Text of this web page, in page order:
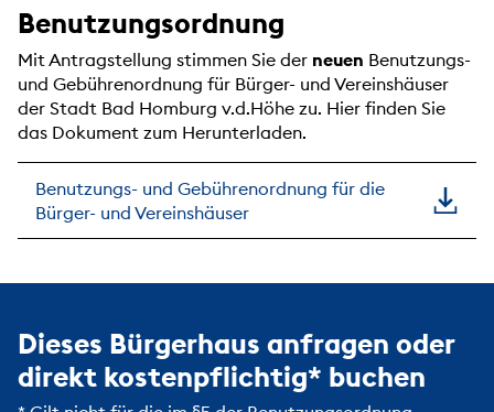
Benutzungsordnung
Mit Antragstellung stimmen Sie der neuen Benutzungs-
und Gebührenordnung für Bürger- und Vereinshäuser
der Stadt Bad Homburg v.d.Höhe zu. Hier finden Sie
das Dokument zum Herunterladen.
Benutzungs- und Gebührenordnung für die
Bürger- und Vereinshäuser
Dieses Bürgerhaus anfragen oder
direkt kostenpflichtig* buchen